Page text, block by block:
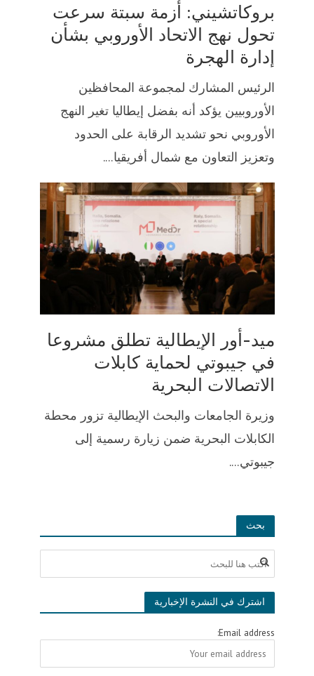
بروكاتشيني: أزمة سبتة سرعت
تحول نهج الاتحاد الأوروبي بشأن
إدارة الهجرة
الرئيس المشارك لمجموعة المحافظين
الأوروبيين يؤكد أنه بفضل إيطاليا تغير النهج
الأوروبي نحو تشديد الرقابة على الحدود
وتعزيز التعاون مع شمال أفريقيا....
ميد-أور الإيطالية تطلق مشروعا
في جيبوتي لحماية كابلات
الاتصالات البحرية
وزيرة الجامعات والبحث الإيطالية تزور محطة
الكابلات البحرية ضمن زيارة رسمية إلى
جيبوتي....
بحث
اشترك في النشرة الإخبارية
Email address: